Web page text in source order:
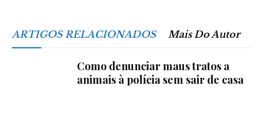
ARTIGOS RELACIONADOS Mais Do Autor
Como denunciar maus tratos a
animais à polícia sem sair de casa